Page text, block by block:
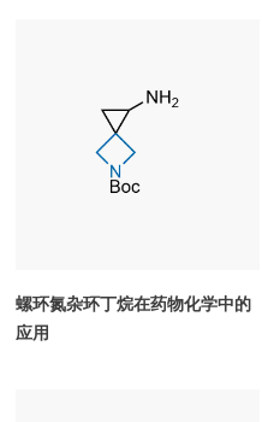
螺环氮杂环丁烷在药物化学中的
应用